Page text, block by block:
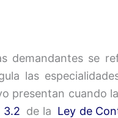
demandantes se
las
presentan cuando
3.2 de la Ley de